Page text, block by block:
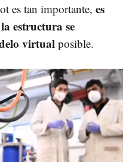
es tan importante, es
estructura se
virtual posible.